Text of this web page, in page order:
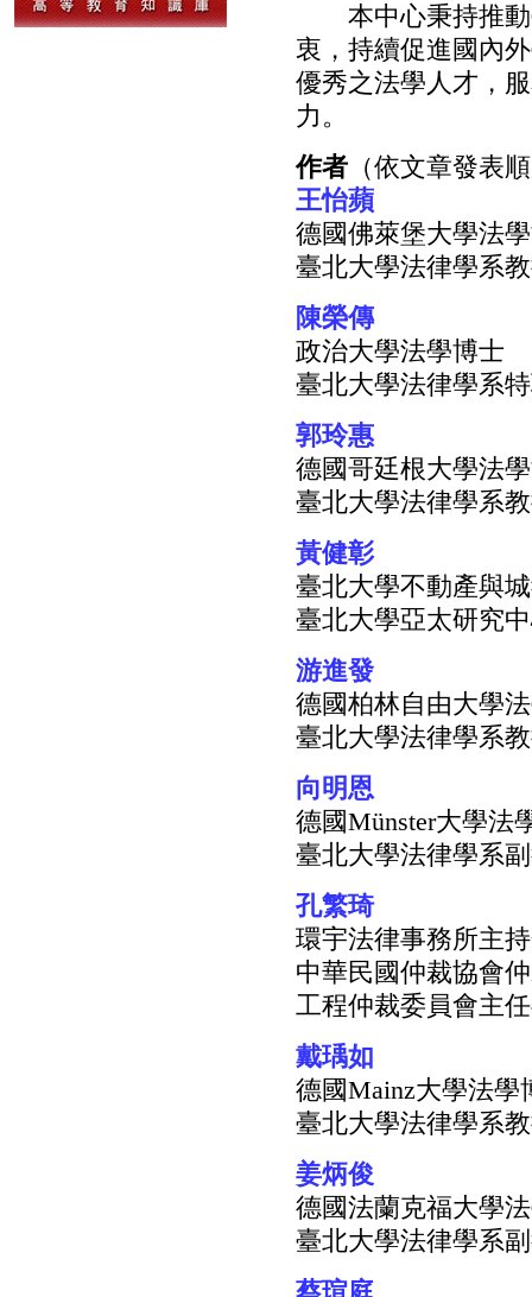
本中心秉持推動
衷，持續促進國內
優秀之法學人才，
力。
作者 （依文章發表
王怡蘋
德國佛萊堡大學法
臺北大學法律學系
陳榮傳
政治大學法學博士
臺北大學法律學系
郭玲惠
德國哥廷根大學法
臺北大學法律學系
黃健彰
臺北大學不動產與
臺北大學亞太研究
游進發
德國柏林自由大學
臺北大學法律學系
向明恩
德國Münster大學法
臺北大學法律學系
孔繁琦
環宇法律事務所主
中華民國仲裁協會
工程仲裁委員會主
戴瑀如
德國Mainz大學法學
臺北大學法律學系
姜炳俊
德國法蘭克福大學
臺北大學法律學系